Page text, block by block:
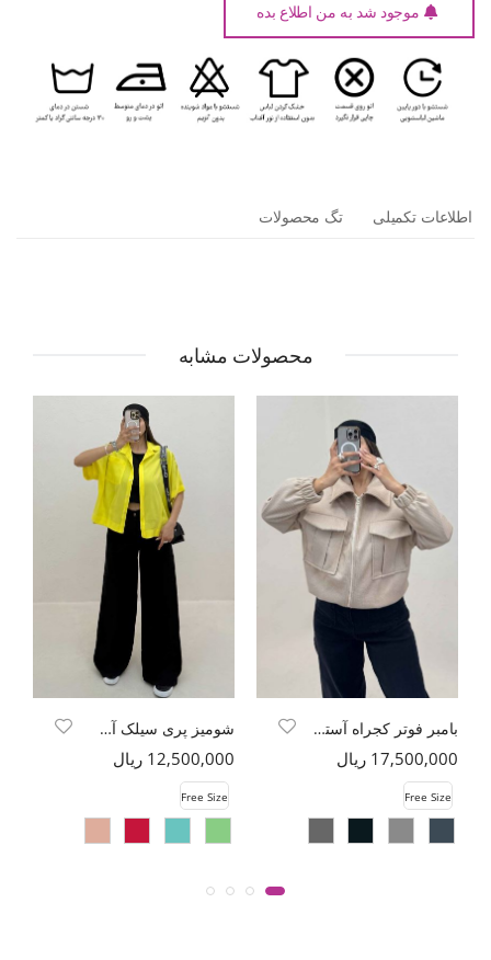
موجود شد به من اطلاع بده
اطلاعات تکمیلی تگ محصولات
محصولات مشابه
بامبر فوتر کجراه آستردار لرن
17,500,000 ریال
Free Size
شومیز پری سیلک آستین تسمه
12,500,000 ریال
Free Size